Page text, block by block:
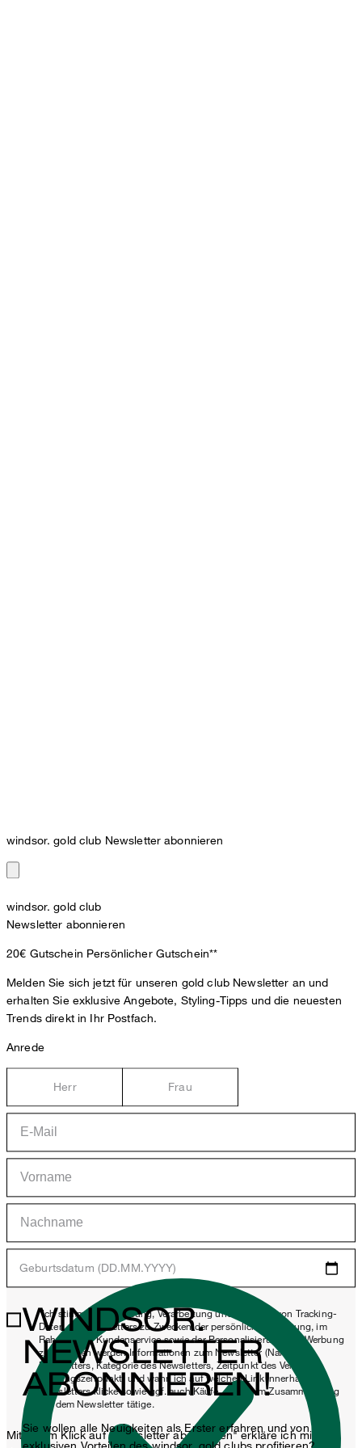
windsor. gold club Newsletter abonnieren
windsor. gold club
Newsletter abonnieren
20€ Gutschein Persönlicher Gutschein**
Melden Sie sich jetzt für unseren gold club Newsletter an und
erhalten Sie exklusive Angebote, Styling-Tipps und die neuesten
Trends direkt in Ihr Postfach.
Anrede
Herr Frau
Geburtsdatum (DD.MM.YYYY)
*Ich stimme der Erhebung, Verarbeitung und Nutzung von Tracking-
Daten des Newsletters zu Zwecken der persönlichen Beratung, im
Rahmen des Kundenservice sowie der Personalisierung von Werbung
zu. Erhoben werden Informationen zum Newsletter (Name des
Newsletters, Kategorie des Newsletters, Zeitpunkt des Versands,
Öffnungszeitpunkt) und wann ich auf welchen Link innerhalb des
Newsletters klicke sowie ggf. auch Käufe, die ich im Zusammenhang
mit dem Newsletter tätige.
Mit einem Klick auf „Newsletter abonnieren" erkläre ich mich
WINDSOR.
NEWSLETTER
ABONNIEREN!
Sie wollen alle Neuigkeiten als Erster erfahren und von
exklusiven Vorteilen des windsor. gold clubs profitieren?